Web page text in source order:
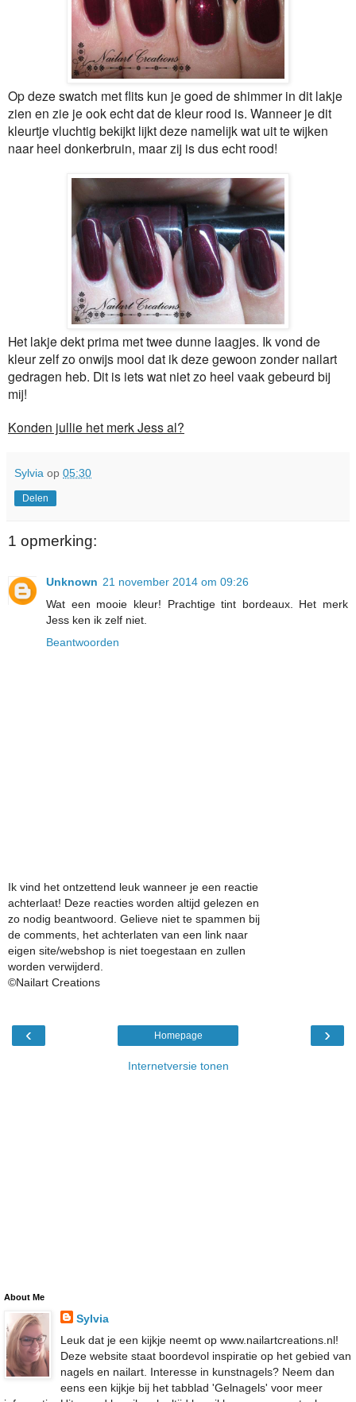
Op deze swatch met flits kun je goed de shimmer in dit lakje
zien en zie je ook echt dat de kleur rood is. Wanneer je dit
kleurtje vluchtig bekijkt lijkt deze namelijk wat uit te wijken
naar heel donkerbruin, maar zij is dus echt rood!
Het lakje dekt prima met twee dunne laagjes. Ik vond de
kleur zelf zo onwijs mooi dat ik deze gewoon zonder nailart
gedragen heb. Dit is iets wat niet zo heel vaak gebeurd bij
mij!
Konden jullie het merk Jess al?
Sylvia op 05:30
Delen
1 opmerking:
Unknown 21 november 2014 om 09:26
Wat een mooie kleur! Prachtige tint bordeaux. Het merk
Jess ken ik zelf niet.
Beantwoorden
Ik vind het ontzettend leuk wanneer je een reactie
achterlaat! Deze reacties worden altijd gelezen en
zo nodig beantwoord. Gelieve niet te spammen bij
de comments, het achterlaten van een link naar
eigen site/webshop is niet toegestaan en zullen
worden verwijderd.
©Nailart Creations
‹ ›
Homepage
Internetversie tonen
About Me
Sylvia
Leuk dat je een kijkje neemt op www.nailartcreations.nl!
Deze website staat boordevol inspiratie op het gebied van
nagels en nailart. Interesse in kunstnagels? Neem dan
eens een kijkje bij het tabblad 'Gelnagels' voor meer